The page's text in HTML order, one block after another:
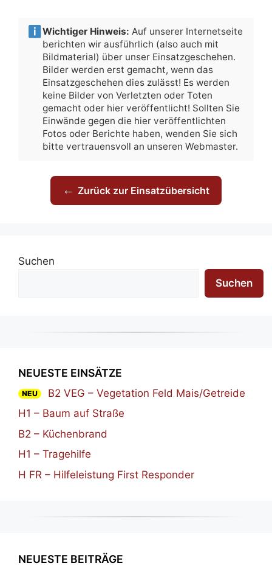
Wichtiger Hinweis: Auf unserer Internetseite
berichten wir ausführlich (also auch mit
Bildmaterial) über unser Einsatzgeschehen.
Bilder werden erst gemacht, wenn das
Einsatzgeschehen dies zulässt! Es werden
keine Bilder von Verletzten oder Toten
gemacht oder hier veröffentlicht! Sollten Sie
Einwände gegen die hier veröffentlichten
Fotos oder Berichte haben, wenden Sie sich
bitte vertrauensvoll an unseren Webmaster.
← Zurück zur Einsatzübersicht
Suchen
Suchen
NEUESTE EINSÄTZE
NEU
B2 VEG – Vegetation Feld Mais/Getreide
H1 – Baum auf Straße
B2 – Küchenbrand
H1 – Tragehilfe
H FR – Hilfeleistung First Responder
NEUESTE BEITRÄGE